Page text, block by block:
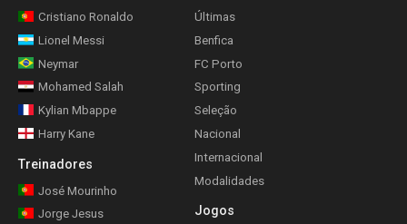
Cristiano Ronaldo
Lionel Messi
Neymar
Mohamed Salah
Kylian Mbappe
Harry Kane
Treinadores
José Mourinho
Jorge Jesus
Últimas
Benfica
FC Porto
Sporting
Seleção
Nacional
Internacional
Modalidades
Jogos